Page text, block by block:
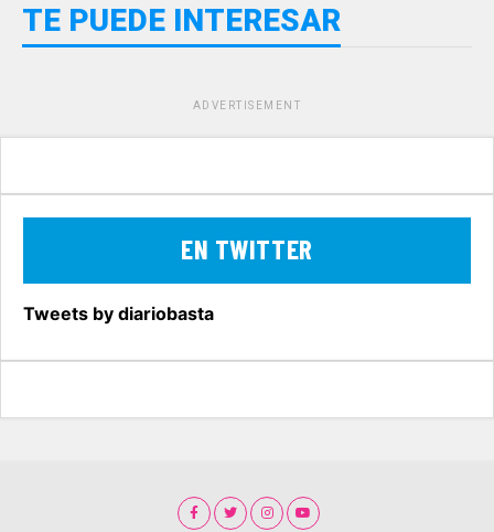
TE PUEDE INTERESAR
ADVERTISEMENT
EN TWITTER
Tweets by diariobasta